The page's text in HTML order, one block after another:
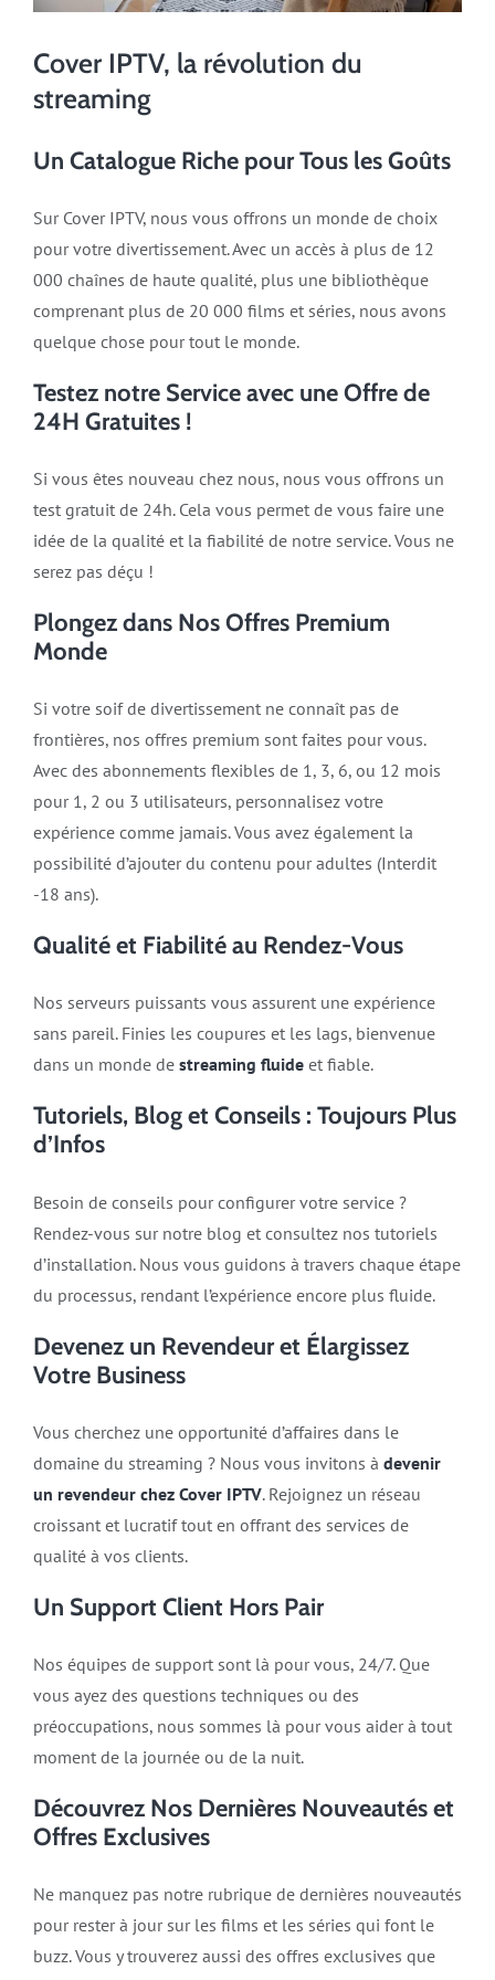
Cover IPTV, la révolution du
streaming
Un Catalogue Riche pour Tous les Goûts
Sur Cover IPTV, nous vous offrons un monde de choix
pour votre divertissement. Avec un accès à plus de 12
000 chaînes de haute qualité, plus une bibliothèque
comprenant plus de 20 000 films et séries, nous avons
quelque chose pour tout le monde.
Testez notre Service avec une Offre de
24H Gratuites !
Si vous êtes nouveau chez nous, nous vous offrons un
test gratuit de 24h. Cela vous permet de vous faire une
idée de la qualité et la fiabilité de notre service. Vous ne
serez pas déçu !
Plongez dans Nos Offres Premium
Monde
Si votre soif de divertissement ne connaît pas de
frontières, nos offres premium sont faites pour vous.
Avec des abonnements flexibles de 1, 3, 6, ou 12 mois
pour 1, 2 ou 3 utilisateurs, personnalisez votre
expérience comme jamais. Vous avez également la
possibilité d’ajouter du contenu pour adultes (Interdit
-18 ans).
Qualité et Fiabilité au Rendez-Vous
Nos serveurs puissants vous assurent une expérience
sans pareil. Finies les coupures et les lags, bienvenue
dans un monde de streaming fluide et fiable.
Tutoriels, Blog et Conseils : Toujours Plus
d’Infos
Besoin de conseils pour configurer votre service ?
Rendez-vous sur notre blog et consultez nos tutoriels
d’installation. Nous vous guidons à travers chaque étape
du processus, rendant l’expérience encore plus fluide.
Devenez un Revendeur et Élargissez
Votre Business
Vous cherchez une opportunité d’affaires dans le
domaine du streaming ? Nous vous invitons à devenir
un revendeur chez Cover IPTV. Rejoignez un réseau
croissant et lucratif tout en offrant des services de
qualité à vos clients.
Un Support Client Hors Pair
Nos équipes de support sont là pour vous, 24/7. Que
vous ayez des questions techniques ou des
préoccupations, nous sommes là pour vous aider à tout
moment de la journée ou de la nuit.
Découvrez Nos Dernières Nouveautés et
Offres Exclusives
Ne manquez pas notre rubrique de dernières nouveautés
pour rester à jour sur les films et les séries qui font le
buzz. Vous y trouverez aussi des offres exclusives que